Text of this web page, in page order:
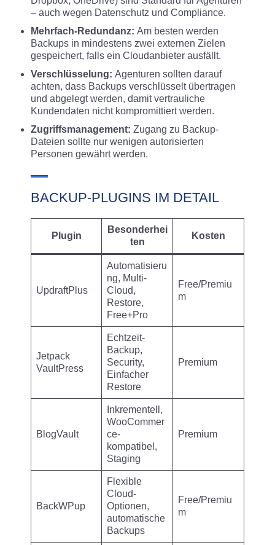
– auch wegen Datenschutz und Compliance.
Mehrfach-Redundanz: Am besten werden
Backups in mindestens zwei externen Zielen
gespeichert, falls ein Cloudanbieter ausfällt.
Verschlüsselung: Agenturen sollten darauf
achten, dass Backups verschlüsselt übertragen
und abgelegt werden, damit vertrauliche
Kundendaten nicht kompromittiert werden.
Zugriffsmanagement: Zugang zu Backup-
Dateien sollte nur wenigen autorisierten
Personen gewährt werden.
BACKUP-PLUGINS IM DETAIL
Plugin
Besonderhei
ten
Kosten
UpdraftPlus
Automatisieru
ng, Multi-
Cloud,
Restore,
Free+Pro
Free/Premiu
m
Jetpack
VaultPress
Echtzeit-
Backup,
Security,
Einfacher
Restore
Premium
BlogVault
Inkrementell,
WooCommer
ce-
kompatibel,
Staging
Premium
BackWPup
Flexible
Cloud-
Optionen,
automatische
Backups
Free/Premiu
m